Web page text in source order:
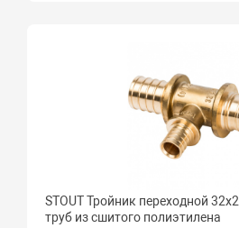
STOUT Тройник переходной
труб из сшитого полиэтилена